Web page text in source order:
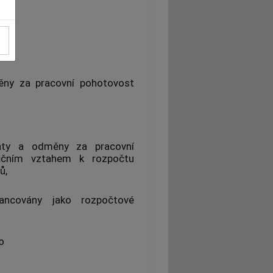
za pracovní pohotovost
a odměny za pracovní
vztahem k rozpočtu
jako rozpočtové